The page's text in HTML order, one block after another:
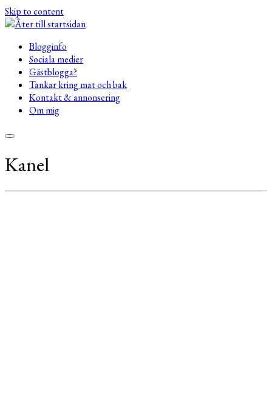
Skip to content
Blogginfo
Sociala medier
Gästblogga?
Tankar kring mat och bak
Kontakt & annonsering
Om mig
Kanel